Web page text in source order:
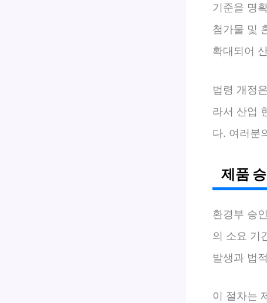
기준을 명
첨가물 및
확대되어
법령 개정
라서 산업
다. 여러분
제품
환경부 승
의 소요 기
발생과 법
이 절차는